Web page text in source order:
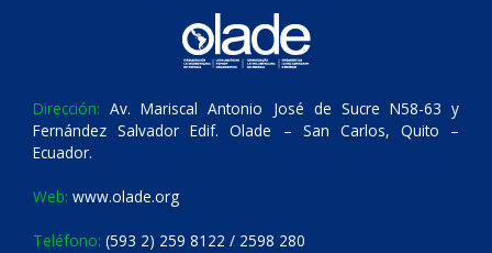
Dirección: Av. Mariscal Antonio José de Sucre N58-63 y
Fernández Salvador Edif. Olade – San Carlos, Quito –
Ecuador.
Web: www.olade.org
Teléfono: (593 2) 259 8122 / 2598 280